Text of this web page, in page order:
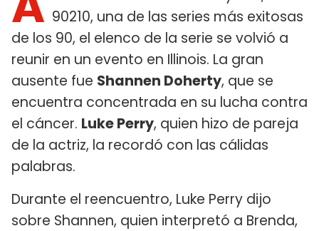
90210, una de las series más exitosas
de los 90, el elenco de la serie se volvió a
reunir en un evento en Illinois. La gran
ausente fue Shannen Doherty, que se
encuentra concentrada en su lucha contra
el cáncer. Luke Perry, quien hizo de pareja
de la actriz, la recordó con las cálidas
palabras.
Durante el reencuentro, Luke Perry dijo
sobre Shannen, quien interpretó a Brenda,